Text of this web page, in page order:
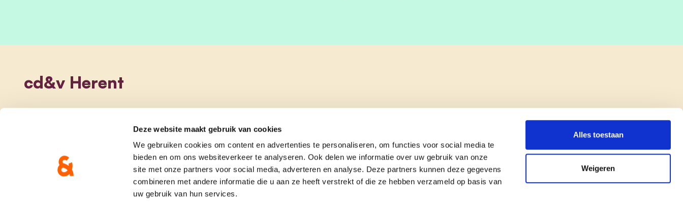
Deze website maakt gebruik van cookies
We gebruiken cookies om content en advertenties te personaliseren, om functies voor social media te
bieden en om ons websiteverkeer te analyseren. Ook delen we informatie over uw gebruik van onze
site met onze partners voor social media, adverteren en analyse. Deze partners kunnen deze gegevens
combineren met andere informatie die u aan ze heeft verstrekt of die ze hebben verzameld op basis van
uw gebruik van hun services.
Alles toestaan
Weigeren
cd&v Herent